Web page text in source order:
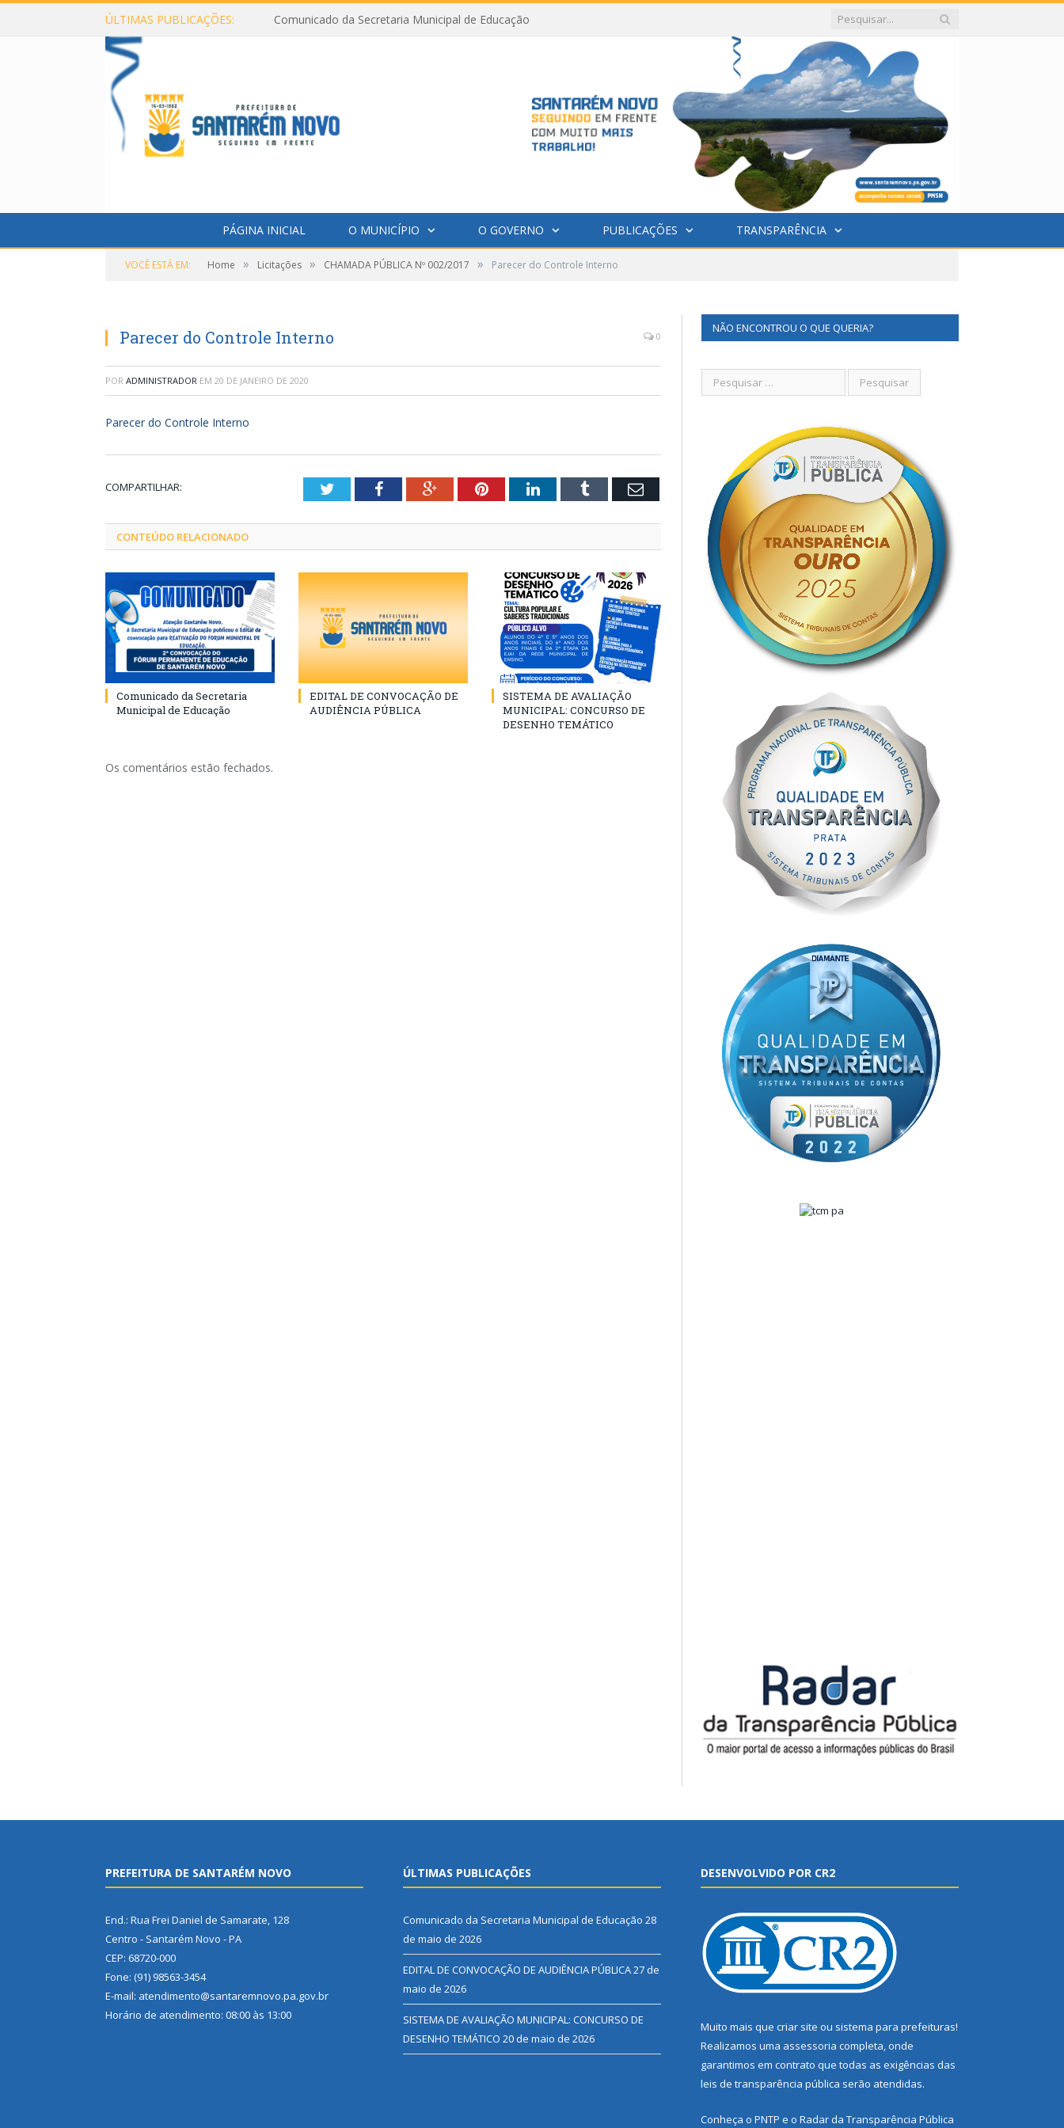
ÚLTIMAS PUBLICAÇÕES: Comunicado da Secretaria Municipal de Educação
PÁGINA INICIAL O MUNICÍPIO O GOVERNO PUBLICAÇÕES TRANSPARÊNCIA
VOCÊ ESTÁ EM: Home » Licitações » CHAMADA PÚBLICA Nº 002/2017 » Parecer do Controle Interno
Parecer do Controle Interno 0
POR ADMINISTRADOR EM 20 DE JANEIRO DE 2020
Parecer do Controle Interno
COMPARTILHAR: TwitterFacebookGoogle+PinterestLinkedInTumblr Email
CONTEÚDO RELACIONADO
Comunicado da Secretaria
Municipal de Educação
EDITAL DE CONVOCAÇÃO DE
AUDIÊNCIA PÚBLICA
SISTEMA DE AVALIAÇÃO
MUNICIPAL: CONCURSO DE
DESENHO TEMÁTICO
Os comentários estão fechados.
NÃO ENCONTROU O QUE QUERIA?
PREFEITURA DE SANTARÉM NOVO
End.: Rua Frei Daniel de Samarate, 128
Centro - Santarém Novo - PA
CEP: 68720-000
Fone: (91) 98563-3454
E-mail: atendimento@santaremnovo.pa.gov.br
Horário de atendimento: 08:00 às 13:00
ÚLTIMAS PUBLICAÇÕES
Comunicado da Secretaria Municipal de Educação 28
de maio de 2026
EDITAL DE CONVOCAÇÃO DE AUDIÊNCIA PÚBLICA27 de
maio de 2026
SISTEMA DE AVALIAÇÃO MUNICIPAL: CONCURSO DE
DESENHO TEMÁTICO 20 de maio de 2026
DESENVOLVIDO POR CR2
Muito mais que criar site ou sistema para prefeituras!
Realizamos uma assessoria completa, onde
garantimos em contrato que todas as exigências das
leis de transparência pública serão atendidas.
Conheça o PNTP e o Radar da Transparência Pública